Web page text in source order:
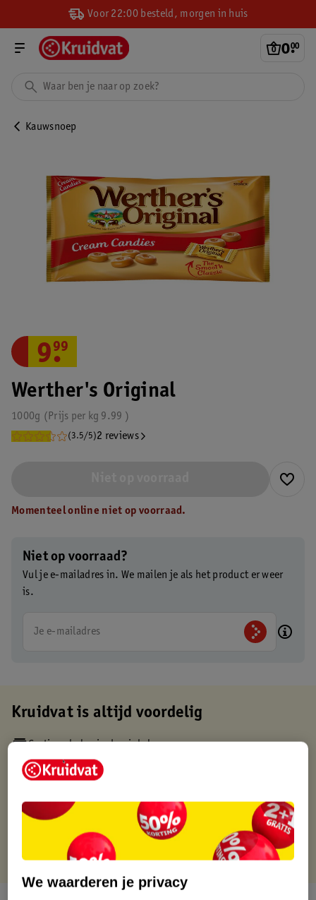
Voor 22:00 besteld, morgen in huis
0.
00
Kauwsnoep
Werther's Original
1000g 9.99
Prijs per kg
(3.5/5)2 reviews
9.
99
Momenteel online niet op voorraad.
Niet op voorraad?
Vul je e-mailadres in. We mailen je als het product er weer
is.
Je e-mailadres
Kruidvat is altijd voordelig
Gratis ophalen in de winkel
Op werkdagen voor 22:00 uur besteld, volgende dag in huis
Gratis thuisbezorgd vanaf 50.00
Gratis punten met je Kruidvat kaart
We waarderen je privacy